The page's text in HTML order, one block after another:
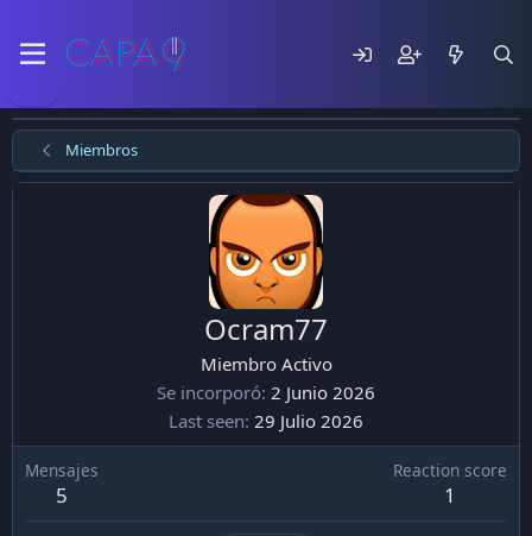
Miembros
Ocram77
Miembro Activo
Se incorporó 2 Junio 2026
Last seen 29 Julio 2026
Mensajes
5
Reaction score
1